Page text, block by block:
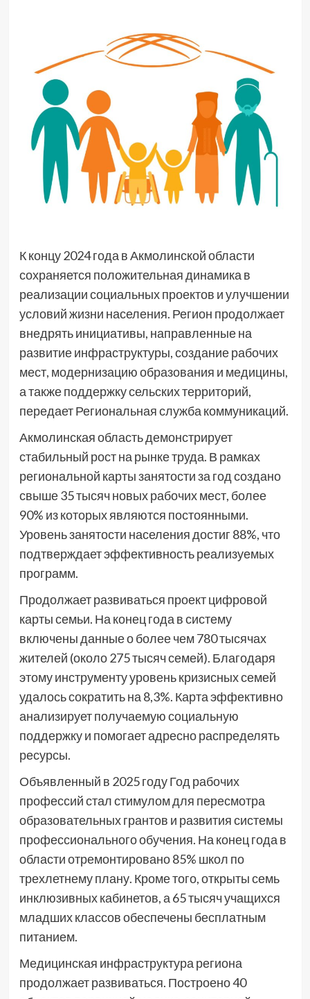
К концу 2024 года в Акмолинской области
сохраняется положительная динамика в
реализации социальных проектов и улучшении
условий жизни населения. Регион продолжает
внедрять инициативы, направленные на
развитие инфраструктуры, создание рабочих
мест, модернизацию образования и медицины,
а также поддержку сельских территорий,
передает Региональная служба коммуникаций.
Акмолинская область демонстрирует
стабильный рост на рынке труда. В рамках
региональной карты занятости за год создано
свыше 35 тысяч новых рабочих мест, более
90% из которых являются постоянными.
Уровень занятости населения достиг 88%, что
подтверждает эффективность реализуемых
программ.
Продолжает развиваться проект цифровой
карты семьи. На конец года в систему
включены данные о более чем 780 тысячах
жителей (около 275 тысяч семей). Благодаря
этому инструменту уровень кризисных семей
удалось сократить на 8,3%. Карта эффективно
анализирует получаемую социальную
поддержку и помогает адресно распределять
ресурсы.
Объявленный в 2025 году Год рабочих
профессий стал стимулом для пересмотра
образовательных грантов и развития системы
профессионального обучения. На конец года в
области отремонтировано 85% школ по
трехлетнему плану. Кроме того, открыты семь
инклюзивных кабинетов, а 65 тысяч учащихся
младших классов обеспечены бесплатным
питанием.
Медицинская инфраструктура региона
продолжает развиваться. Построено 40